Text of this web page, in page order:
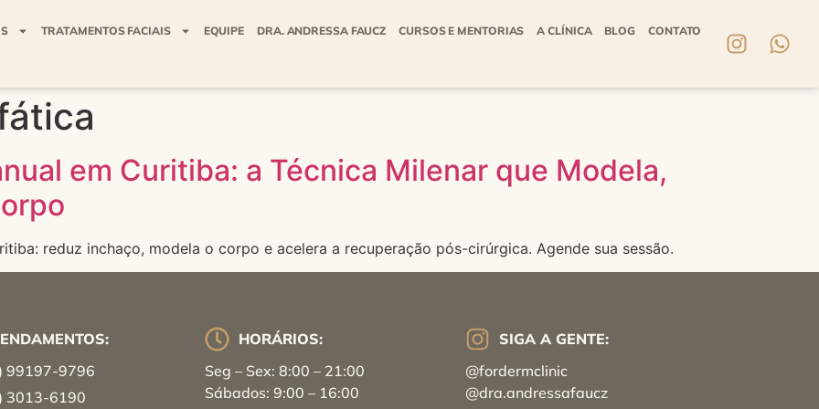
TRATAMENTOS FACIAIS EQUIPE DRA. ANDRESSA FAUCZ CURSOS E MENTORIAS A CLÍNICA BLOG CONTATO
em Curitiba: a Técnica Milenar que Modela,
reduz inchaço, modela o corpo e acelera a recuperação pós-cirúrgica. Agende sua sessão.
99197-9796
3013-6190
HORÁRIOS:
Seg – Sex: 8:00 – 21:00
Sábados: 9:00 – 16:00
SIGA A GENTE:
@fordermclinic
@dra.andressafaucz